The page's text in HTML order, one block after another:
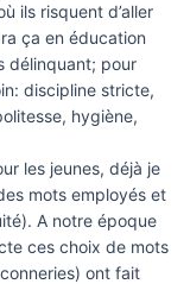
ils risquent d’aller
ça en éducation
délinquant; pour
discipline stricte,
hygiène,
les jeunes, déjà je
mots employés et
A notre époque
ces choix de mots
ont fait